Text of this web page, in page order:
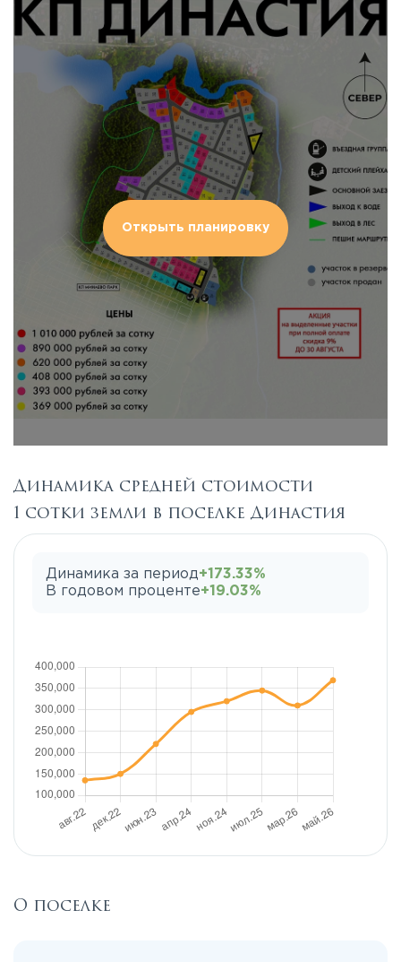
Открыть планировку
Динамика средней стоимости
1 сотки земли в поселке Династия
Динамика за период+173.33%
В годовом проценте+19.03%
О поселке